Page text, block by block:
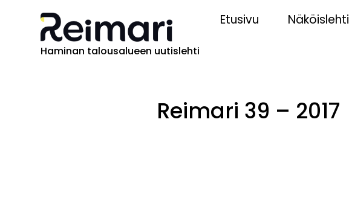
Haminan talousalueen uutislehti
Etusivu Näköislehti
Reimari 39 – 2017